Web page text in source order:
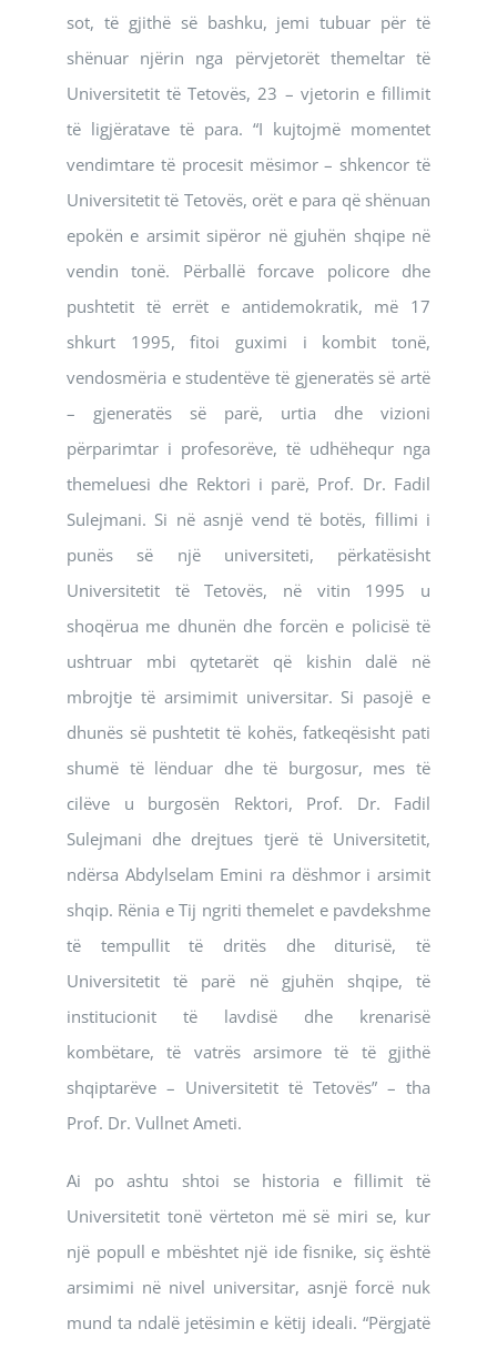
sot, të gjithë së bashku, jemi tubuar për të
shënuar njërin nga përvjetorët themeltar të
Universitetit të Tetovës, 23 – vjetorin e fillimit
të ligjëratave të para. “I kujtojmë momentet
vendimtare të procesit mësimor – shkencor të
Universitetit të Tetovës, orët e para që shënuan
epokën e arsimit sipëror në gjuhën shqipe në
vendin tonë. Përballë forcave policore dhe
pushtetit të errët e antidemokratik, më 17
shkurt 1995, fitoi guximi i kombit tonë,
vendosmëria e studentëve të gjeneratës së artë
– gjeneratës së parë, urtia dhe vizioni
përparimtar i profesorëve, të udhëhequr nga
themeluesi dhe Rektori i parë, Prof. Dr. Fadil
Sulejmani. Si në asnjë vend të botës, fillimi i
punës së një universiteti, përkatësisht
Universitetit të Tetovës, në vitin 1995 u
shoqërua me dhunën dhe forcën e policisë të
ushtruar mbi qytetarët që kishin dalë në
mbrojtje të arsimimit universitar. Si pasojë e
dhunës së pushtetit të kohës, fatkeqësisht pati
shumë të lënduar dhe të burgosur, mes të
cilëve u burgosën Rektori, Prof. Dr. Fadil
Sulejmani dhe drejtues tjerë të Universitetit,
ndërsa Abdylselam Emini ra dëshmor i arsimit
shqip. Rënia e Tij ngriti themelet e pavdekshme
të tempullit të dritës dhe diturisë, të
Universitetit të parë në gjuhën shqipe, të
institucionit të lavdisë dhe krenarisë
kombëtare, të vatrës arsimore të të gjithë
shqiptarëve – Universitetit të Tetovës” – tha
Prof. Dr. Vullnet Ameti.
Ai po ashtu shtoi se historia e fillimit të
Universitetit tonë vërteton më së miri se, kur
një popull e mbështet një ide fisnike, siç është
arsimimi në nivel universitar, asnjë forcë nuk
mund ta ndalë jetësimin e këtij ideali. “Përgjatë